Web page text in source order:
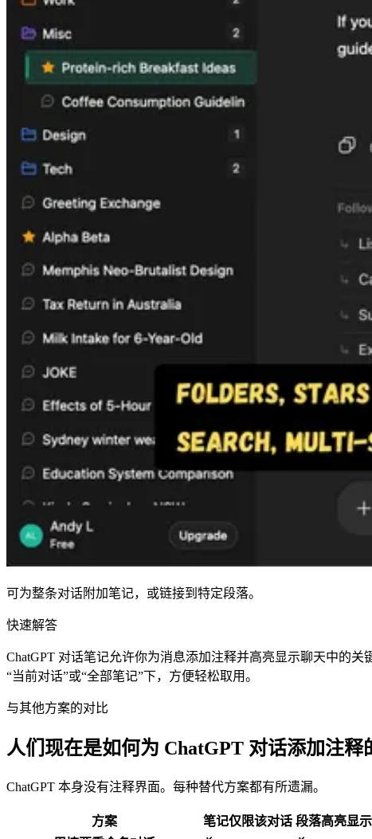
可为整条对话附加笔记，或链接到特定段落。
快速解答
ChatGPT 对话笔记允许你为消息添加注释并高亮显示聊天中的
“当前对话”或“全部笔记”下，方便轻松取用。
与其他方案的对比
人们现在是如何为 ChatGPT 对话添加注释
ChatGPT 本身没有注释界面。每种替代方案都有所遗漏。
方案 笔记仅限该对话 段落高亮显示